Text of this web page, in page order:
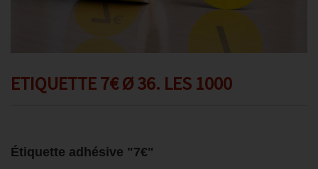
ETIQUETTE 7€ Ø 36. LES 1000
Étiquette adhésive "7€"